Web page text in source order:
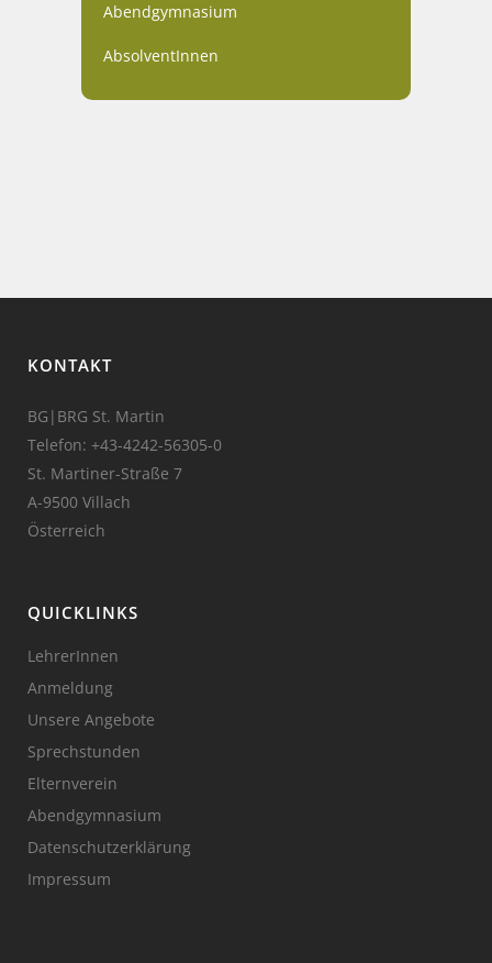
Abendgymnasium
AbsolventInnen
KONTAKT
BG|BRG St. Martin
Telefon: +43-4242-56305-0
St. Martiner-Straße 7
A-9500 Villach
Österreich
QUICKLINKS
LehrerInnen
Anmeldung
Unsere Angebote
Sprechstunden
Elternverein
Abendgymnasium
Datenschutzerklärung
Impressum